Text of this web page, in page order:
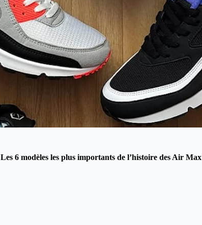
Les 6 modèles les plus importants de l’histoire des Air Max